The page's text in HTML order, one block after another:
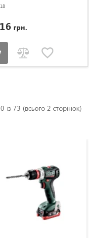
грн.
73 (всього 2 сторінок)